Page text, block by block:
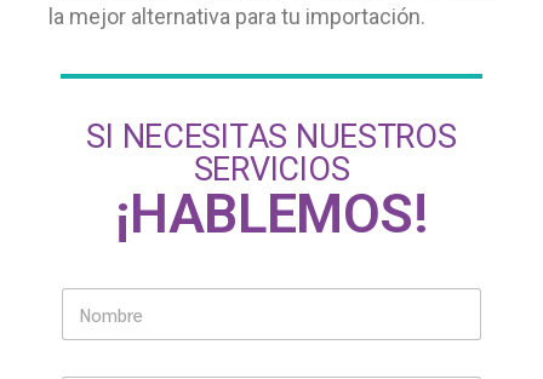
la mejor alternativa para tu importación.
SI NECESITAS NUESTROS
SERVICIOS
¡HABLEMOS!
N
m